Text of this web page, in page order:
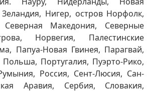
Нигер, остров Норфолк,
Македония, Северные
Норвегия, Палестинские
Папуа-Новая Гвинея, Парагвай,
Португалия, Пуэрто-Рико,
Россия, Сент-Люсия, Сан-
Аравия, Сербия, Словакия,